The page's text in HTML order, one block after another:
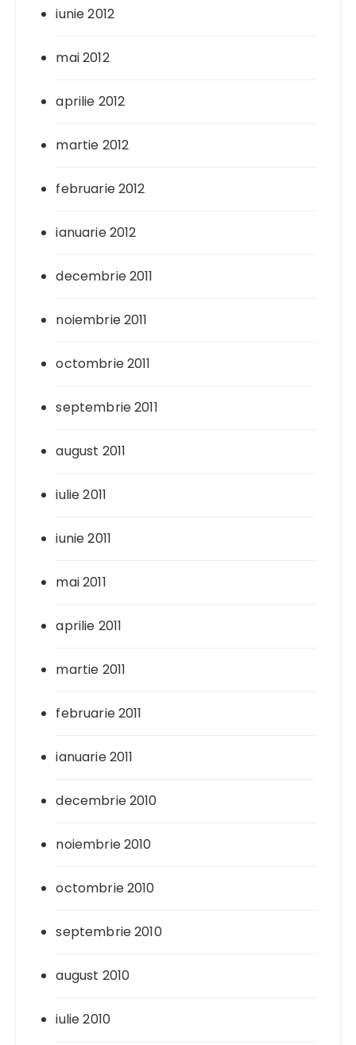
iunie 2012
mai 2012
aprilie 2012
martie 2012
februarie 2012
ianuarie 2012
decembrie 2011
noiembrie 2011
octombrie 2011
septembrie 2011
august 2011
iulie 2011
iunie 2011
mai 2011
aprilie 2011
martie 2011
februarie 2011
ianuarie 2011
decembrie 2010
noiembrie 2010
octombrie 2010
septembrie 2010
august 2010
iulie 2010